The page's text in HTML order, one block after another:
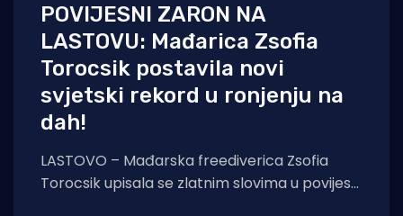
POVIJESNI ZARON NA
LASTOVU: Mađarica Zsofia
Torocsik postavila novi
svjetski rekord u ronjenju na
dah!
LASTOVO – Mađarska freediverica Zsofia
Torocsik upisala se zlatnim slovima u povijest